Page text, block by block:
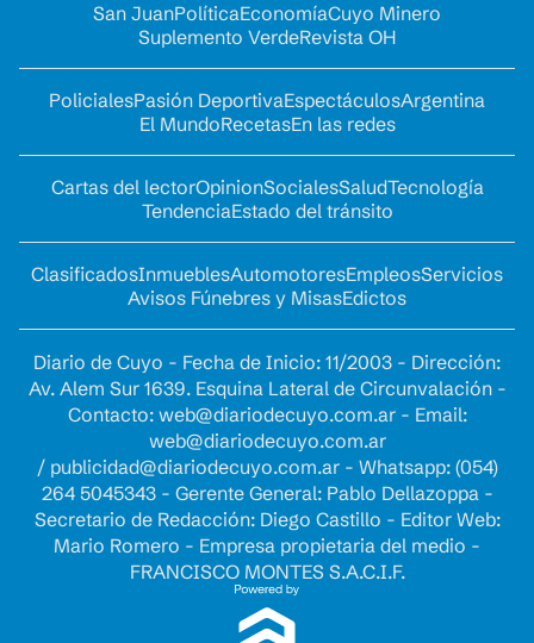
San JuanPolíticaEconomíaCuyo Minero
Suplemento VerdeRevista OH
PolicialesPasión DeportivaEspectáculosArgentina
El MundoRecetasEn las redes
Cartas del lectorOpinionSocialesSaludTecnología
TendenciaEstado del tránsito
ClasificadosInmueblesAutomotoresEmpleosServicios
Avisos Fúnebres y MisasEdictos
Diario de Cuyo - Fecha de Inicio: 11/2003 - Dirección:
Av. Alem Sur 1639. Esquina Lateral de Circunvalación -
Contacto: web@diariodecuyo.com.ar- Email:
web@diariodecuyo.com.ar
/ publicidad@diariodecuyo.com.ar- Whatsapp: (054)
264 5045343 - Gerente General: Pablo Dellazoppa -
Secretario de Redacción: Diego Castillo - Editor Web:
Mario Romero - Empresa propietaria del medio -
FRANCISCO MONTES S.A.C.I.F.